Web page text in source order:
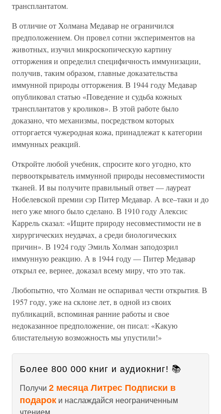
трансплантатом.
В отличие от Холмана Медавар не ограничился
предположением. Он провел сотни экспериментов на
животных, изучил микроскопическую картину
отторжения и определил специфичность иммунизации,
получив, таким образом, главные доказательства
иммунной природы отторжения. В 1944 году Медавар
опубликовал статью «Поведение и судьба кожных
трансплантатов у кроликов». В этой работе было
доказано, что механизмы, посредством которых
отторгается чужеродная кожа, принадлежат к категории
иммунных реакций.
Откройте любой учебник, спросите кого угодно, кто
первооткрыватель иммунной природы несовместимости
тканей. И вы получите правильный ответ — лауреат
Нобелевской премии сэр Питер Медавар. А все–таки и до
него уже много было сделано. В 1910 году Алексис
Каррель сказал: «Ищите природу несовместимости не в
хирургических неудачах, а среди биологических
причин». В 1924 году Эмиль Холман заподозрил
иммунную реакцию. А в 1944 году — Питер Медавар
открыл ее, вернее, доказал всему миру, что это так.
Любопытно, что Холман не оспаривал чести открытия. В
1957 году, уже на склоне лет, в одной из своих
публикаций, вспоминая ранние работы и свое
недоказанное предположение, он писал: «Какую
блистательную возможность мы упустили!»
Более 800 000 книг и аудиокниг! 📚
Получи 2 месяца Литрес Подписки в
подарок и наслаждайся неограниченным
чтением